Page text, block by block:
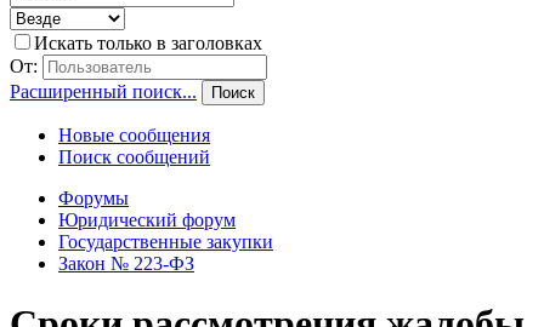
Искать только в заголовках
От:
Расширенный поиск...
Поиск
Новые сообщения
Поиск сообщений
Форумы
Юридический форум
Государственные закупки
Закон № 223-ФЗ